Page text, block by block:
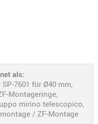
MAGAZINE
RIEMEN
als:
7601 für Ø40 mm,
Montageringe,
mirino telescopico,
/ ZF-Montage